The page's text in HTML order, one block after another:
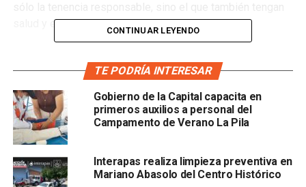
salud y estén debidamente vacunados.
Centro Integral para el Bienestar Animal
(CIBA),que depende de la Secretaría de Seguridad y
Protección Ciudadana Municipal, se trasladó al
fraccionamiento Miravalle, en donde se aplicaron más de
120 vacunas antirrábicas gratuitas para perros y gatos.
CONTINUAR LEYENDO
TE PODRÍA INTERESAR
Gobierno de la Capital capacita en
primeros auxilios a personal del
Campamento de Verano La Pila
Interapas realiza limpieza preventiva en
Mariano Abasolo del Centro Histórico